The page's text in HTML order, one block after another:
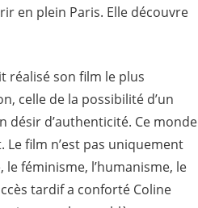
en plein Paris. Elle découvre
réalisé son film le plus
celle de la possibilité d’un
d’authenticité. Ce monde
film n’est pas uniquement
féminisme, l’humanisme, le
tardif a conforté Coline